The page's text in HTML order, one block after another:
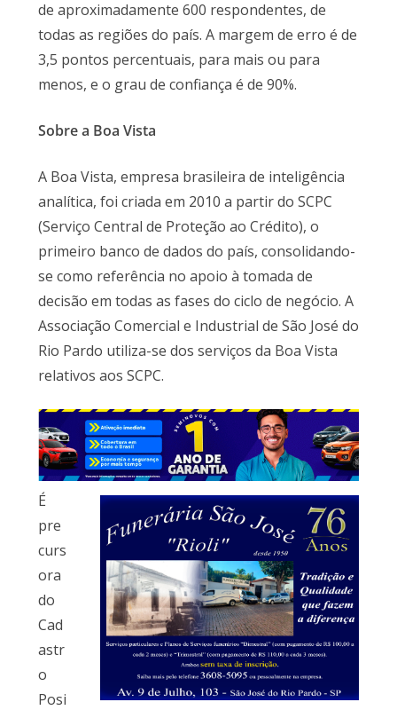
de aproximadamente 600 respondentes, de
todas as regiões do país. A margem de erro é de
3,5 pontos percentuais, para mais ou para
menos, e o grau de confiança é de 90%.
Sobre a Boa Vista
A Boa Vista, empresa brasileira de inteligência
analítica, foi criada em 2010 a partir do SCPC
(Serviço Central de Proteção ao Crédito), o
primeiro banco de dados do país, consolidando-
se como referência no apoio à tomada de
decisão em todas as fases do ciclo de negócio. A
Associação Comercial e Industrial de São José do
Rio Pardo utiliza-se dos serviços da Boa Vista
relativos aos SCPC.
É
pre
curs
ora
do
Cad
astr
o
Posi